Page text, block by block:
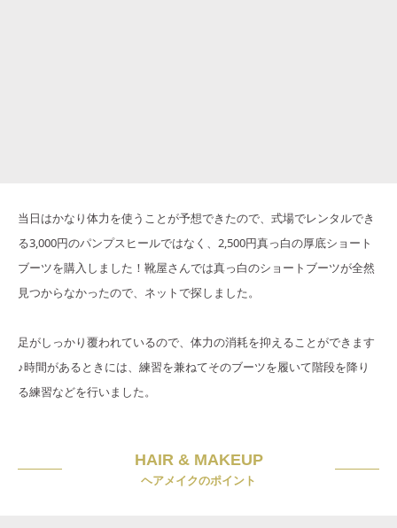
当日はかなり体力を使うことが予想できたので、式場でレンタルでき
る3,000円のパンプスヒールではなく、2,500円真っ白の厚底ショート
ブーツを購入しました！靴屋さんでは真っ白のショートブーツが全然
見つからなかったので、ネットで探しました。
足がしっかり覆われているので、体力の消耗を抑えることができます
♪時間があるときには、練習を兼ねてそのブーツを履いて階段を降り
る練習などを行いました。
HAIR & MAKEUP
ヘアメイクのポイント